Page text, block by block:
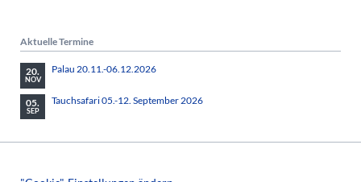
Aktuelle Termine
20.
NOV
Palau 20.11.-06.12.2026
05.
SEP
Tauchsafari 05.-12. September 2026